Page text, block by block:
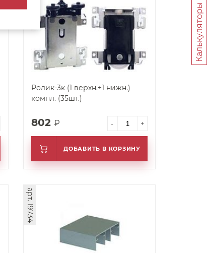
Ролик-3к (1 верхн.+1 нижн.)
компл. (35шт.)
арт. 20791
802 ₽ - +
ДОБАВИТЬ В КОРЗИНУ
арт. 19734
Калькуляторы